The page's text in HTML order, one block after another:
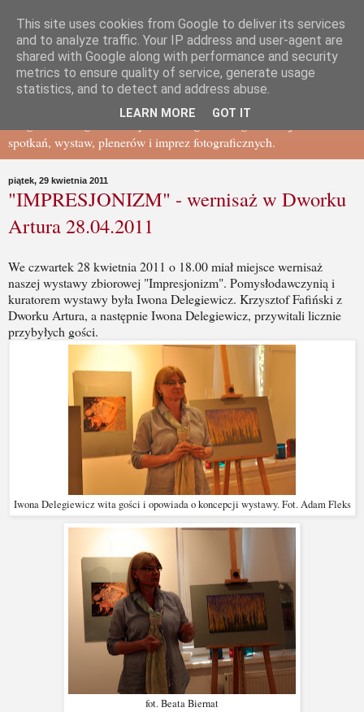
Gdańskie Towarzystwo
Fotograficzne - BLOG
spotkań, wystaw, plenerów i imprez fotograficznych.
piątek, 29 kwietnia 2011
"IMPRESJONIZM" - wernisaż w Dworku
Artura 28.04.2011
We czwartek 28 kwietnia 2011 o 18.00 miał miejsce wernisaż
naszej wystawy zbiorowej "Impresjonizm". Pomysłodawczynią i
kuratorem wystawy była Iwona Delegiewicz. Krzysztof Fafiński z
Dworku Artura, a następnie Iwona Delegiewicz, przywitali licznie
przybyłych gości.
Iwona Delegiewicz wita gości i opowiada o koncepcji wystawy. Fot. Adam Fleks
fot. Beata Biernat
This site uses cookies from Google to deliver its services
and to analyze traffic. Your IP address and user-agent are
shared with Google along with performance and security
metrics to ensure quality of service, generate usage
statistics, and to detect and address abuse.
LEARN MORE GOT IT